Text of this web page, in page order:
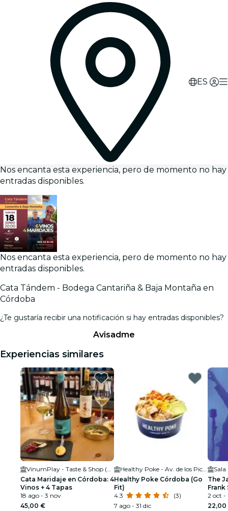
ES
Nos encanta esta experiencia, pero de momento no hay
entradas disponibles.
Nos encanta esta experiencia, pero de momento no hay
entradas disponibles.
Cata Tándem - Bodega Cantariña & Baja Montaña en
Córdoba
¿Te gustaría recibir una notificación si hay entradas disponibles?
Avisadme
Experiencias similares
Cata Maridaje en Córdoba: 4
Vinos + 4 Tapas
18 ago - 3 nov
45,00 €
Healthy Poke Córdoba (Go
Fit)
4.3
(3)
7 ago - 31 dic
The
Frank
2 oct -
22,00